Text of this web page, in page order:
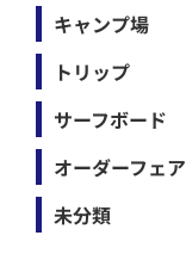
キャンプ場
トリップ
サーフボード
オーダーフェア
未分類